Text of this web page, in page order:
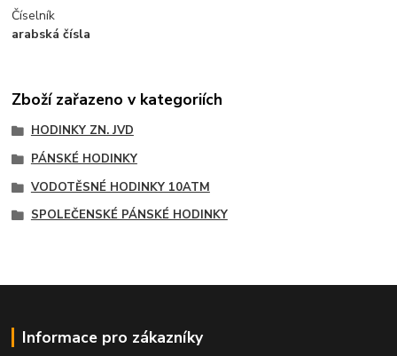
Číselník
arabská čísla
Zboží zařazeno v kategoriích
HODINKY ZN. JVD
PÁNSKÉ HODINKY
VODOTĚSNÉ HODINKY 10ATM
SPOLEČENSKÉ PÁNSKÉ HODINKY
Informace pro zákazníky